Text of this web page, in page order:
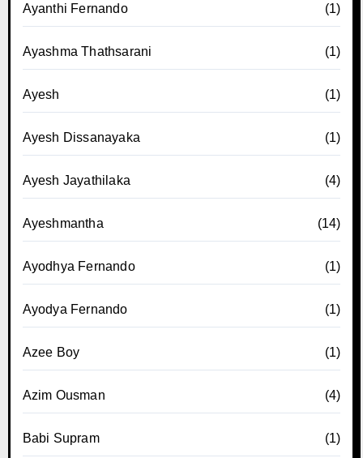
Ayanthi Fernando (1)
Ayashma Thathsarani (1)
Ayesh (1)
Ayesh Dissanayaka (1)
Ayesh Jayathilaka (4)
Ayeshmantha (14)
Ayodhya Fernando (1)
Ayodya Fernando (1)
Azee Boy (1)
Azim Ousman (4)
Babi Supram (1)